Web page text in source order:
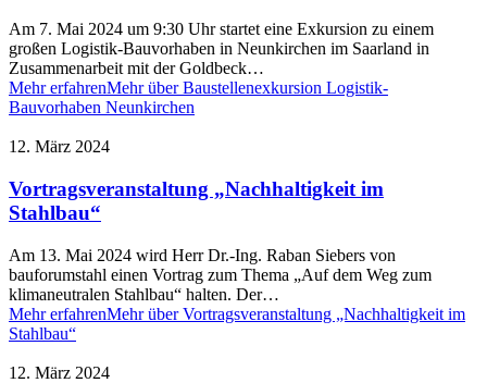
Am 7. Mai 2024 um 9:30 Uhr startet eine Exkursion zu einem
großen Logistik-Bauvorhaben in Neunkirchen im Saarland in
Zusammenarbeit mit der Goldbeck…
Mehr erfahrenMehr über Baustellenexkursion Logistik-
Bauvorhaben Neunkirchen
12. März 2024
Vortragsveranstaltung „Nachhaltigkeit im
Stahlbau“
Am 13. Mai 2024 wird Herr Dr.-Ing. Raban Siebers von
bauforumstahl einen Vortrag zum Thema „Auf dem Weg zum
klimaneutralen Stahlbau“ halten. Der…
Mehr erfahrenMehr über Vortragsveranstaltung „Nachhaltigkeit im
Stahlbau“
12. März 2024